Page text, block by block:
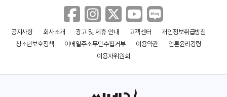
공지사항 회사소개 광고 및 제휴 안내 고객센터
개인정보취급방침
청소년보호정책
이메일주소무단수집거부 이용약관
언론윤리강령
이용자위원회